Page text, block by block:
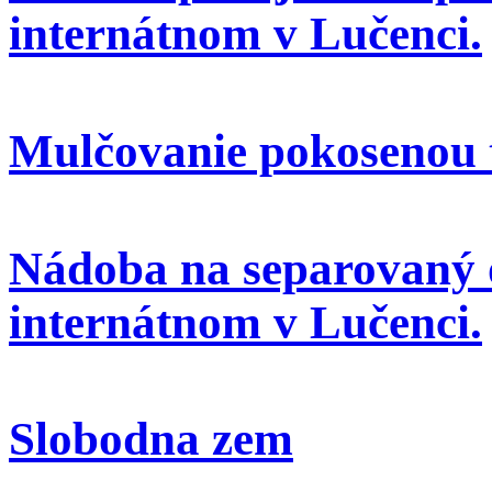
internátnom v Lučenci.
Mulčovanie
Nádoba na
internátnom v Lučenci.
Slobodna zem